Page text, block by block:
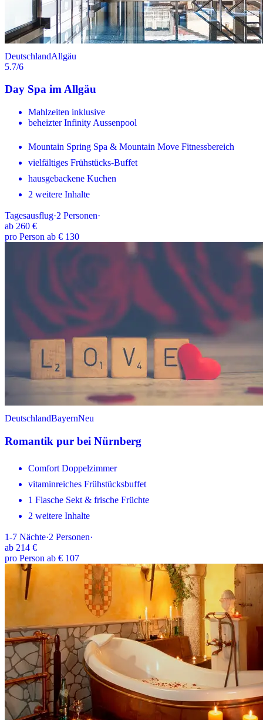
DeutschlandAllgäu
5.7/6
Day Spa im Allgäu
Mahlzeiten inklusive
beheizter Infinity Aussenpool
Mountain Spring Spa & Mountain Move Fitnessbereich
vielfältiges Frühstücks-Buffet
hausgebackene Kuchen
2 weitere Inhalte
Tagesausflug·2 Personen·
ab 260 €
pro Person ab € 130
DeutschlandBayernNeu
Romantik pur bei Nürnberg
Comfort Doppelzimmer
vitaminreiches Frühstücksbuffet
1 Flasche Sekt & frische Früchte
2 weitere Inhalte
1-7 Nächte·2 Personen·
ab 214 €
pro Person ab € 107